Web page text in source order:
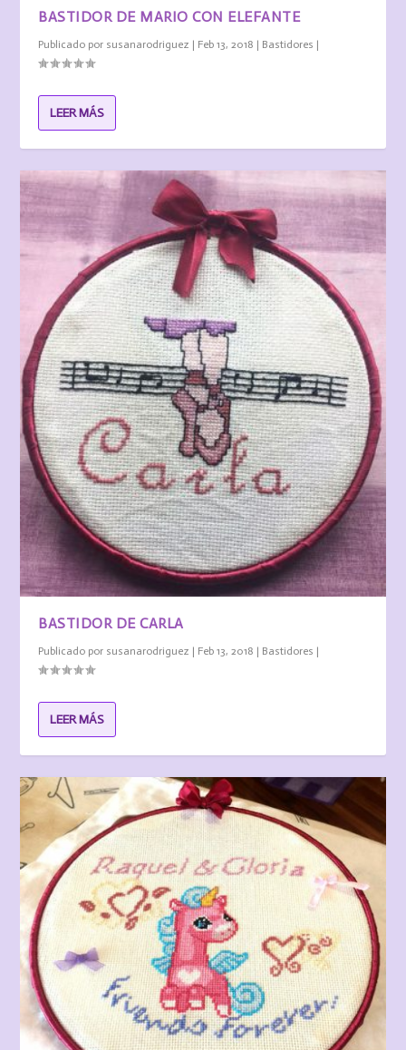
BASTIDOR DE MARIO CON ELEFANTE
Publicado por susanarodriguez | Feb 13, 2018 | Bastidores |
LEER MÁS
BASTIDOR DE CARLA
Publicado por susanarodriguez | Feb 13, 2018 | Bastidores |
LEER MÁS